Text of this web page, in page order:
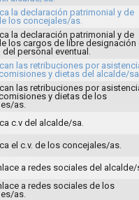
la declaración patrimonial y de
los concejales/as.
la declaración patrimonial y de
los cargos de libre designación
personal eventual.
las retribuciones por
y dietas del alcalde/
las retribuciones por
y dietas de los
as.
c.v del alcalde/sa.
el c.v. de los concejales/as.
a redes sociales del alcalde/
a redes sociales de los
as.